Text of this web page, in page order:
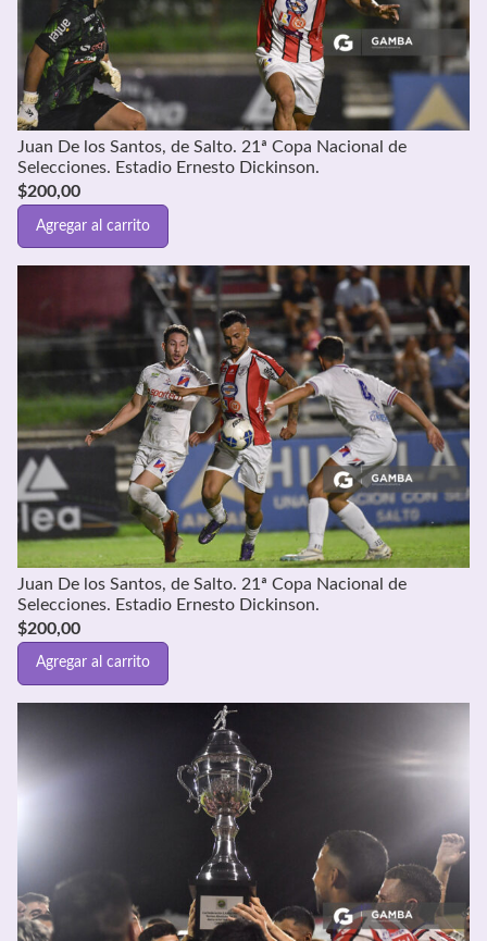
Juan De los Santos, de Salto. 21ª Copa Nacional de
Selecciones. Estadio Ernesto Dickinson.
$200,00
Agregar al carrito
Juan De los Santos, de Salto. 21ª Copa Nacional de
Selecciones. Estadio Ernesto Dickinson.
$200,00
Agregar al carrito